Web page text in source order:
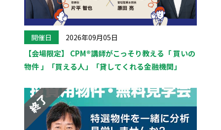
開催日 2026年09月05日
【会場限定】 CPM®講師がこっそり教える「 買いの
物件 」「買える人」「貸してくれる金融機関」